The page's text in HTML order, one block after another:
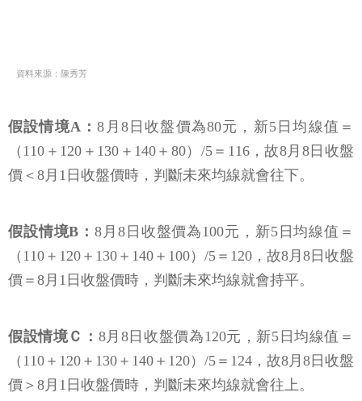
資料來源：陳秀芳
假設情境A：8月8日收盤價為80元，新5日均線值＝
（110＋120＋130＋140＋80）/5＝116，故8月8日收盤
價＜8月1日收盤價時，判斷未來均線就會往下。
假設情境B：8月8日收盤價為100元，新5日均線值＝
（110＋120＋130＋140＋100）/5＝120，故8月8日收盤
價＝8月1日收盤價時，判斷未來均線就會持平。
假設情境Ｃ： 8月8日收盤價為120元，新5日均線值＝
（110＋120＋130＋140＋120）/5＝124，故8月8日收盤
價＞8月1日收盤價時，判斷未來均線就會往上。